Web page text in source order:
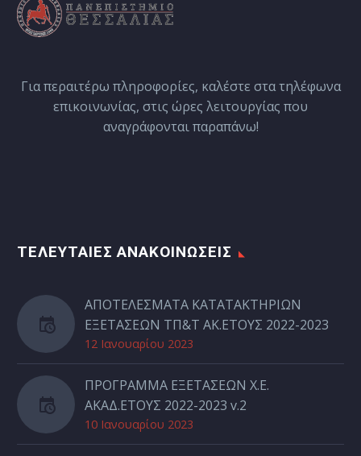
Για περαιτέρω πληροφορίες, καλέστε στα τηλέφωνα
επικοινωνίας, στις ώρες λειτουργίας που
αναγράφονται παραπάνω!
ΤΕΛΕΥΤΑΙΕΣ ΑΝΑΚΟΙΝΩΣΕΙΣ
ΑΠΟΤΕΛΕΣΜΑΤΑ ΚΑΤΑΤΑΚΤΗΡΙΩΝ
ΕΞΕΤΑΣΕΩΝ ΤΠ&Τ ΑΚ.ΕΤΟΥΣ 2022-2023
12 Ιανουαρίου 2023
ΠΡΟΓΡΑΜΜΑ ΕΞΕΤΑΣΕΩΝ Χ.Ε.
ΑΚΑΔ.ΕΤΟΥΣ 2022-2023 v.2
10 Ιανουαρίου 2023